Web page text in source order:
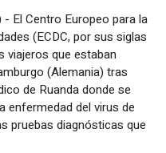
- El Centro Europeo para la
(ECDC, por sus siglas
viajeros que estaban
(Alemania) tras
de Ruanda donde se
enfermedad del virus de
pruebas diagnósticas que